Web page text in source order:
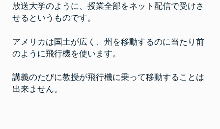
放送大学のように、授業全部をネット配信で受けさ
せるというものです。
アメリカは国土が広く、州を移動するのに当たり前
のように飛行機を使います。
講義のたびに教授が飛行機に乗って移動することは
出来ません。